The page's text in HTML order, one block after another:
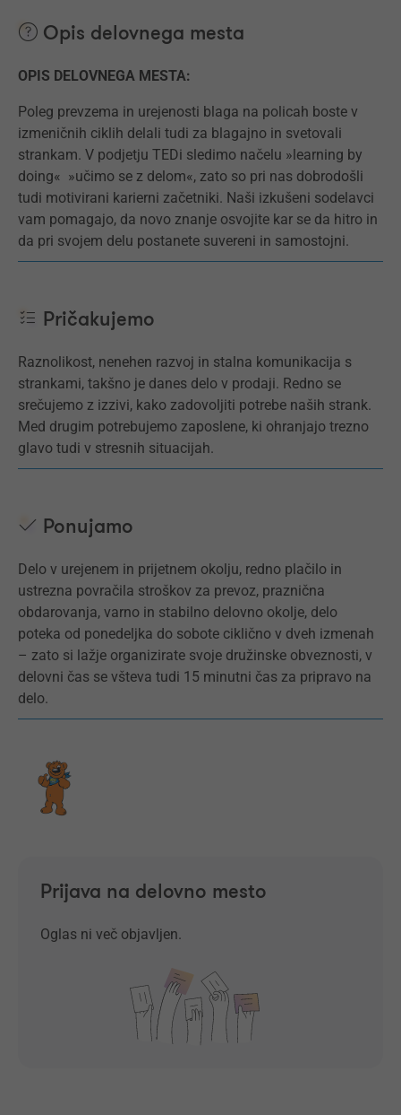
Opis delovnega mesta
OPIS DELOVNEGA MESTA:
Poleg prevzema in urejenosti blaga na policah boste v
izmeničnih ciklih delali tudi za blagajno in svetovali
strankam. V podjetju TEDi sledimo načelu »learning by
doing« »učimo se z delom«, zato so pri nas dobrodošli
tudi motivirani karierni začetniki. Naši izkušeni sodelavci
vam pomagajo, da novo znanje osvojite kar se da hitro in
da pri svojem delu postanete suvereni in samostojni.
Pričakujemo
Raznolikost, nenehen razvoj in stalna komunikacija s
strankami, takšno je danes delo v prodaji. Redno se
srečujemo z izzivi, kako zadovoljiti potrebe naših strank.
Med drugim potrebujemo zaposlene, ki ohranjajo trezno
glavo tudi v stresnih situacijah.
Ponujamo
Delo v urejenem in prijetnem okolju, redno plačilo in
ustrezna povračila stroškov za prevoz, praznična
obdarovanja, varno in stabilno delovno okolje, delo
poteka od ponedeljka do sobote ciklično v dveh izmenah
– zato si lažje organizirate svoje družinske obveznosti, v
delovni čas se všteva tudi 15 minutni čas za pripravo na
delo.
Prijava na delovno mesto
Oglas ni več objavljen.